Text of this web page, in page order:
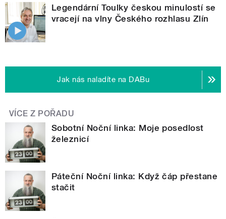
Legendární Toulky českou minulostí se
vracejí na vlny Českého rozhlasu Zlín
Jak nás naladíte na DABu
VÍCE Z POŘADU
Sobotní Noční linka: Moje posedlost
železnicí
Páteční Noční linka: Když čáp přestane
stačit